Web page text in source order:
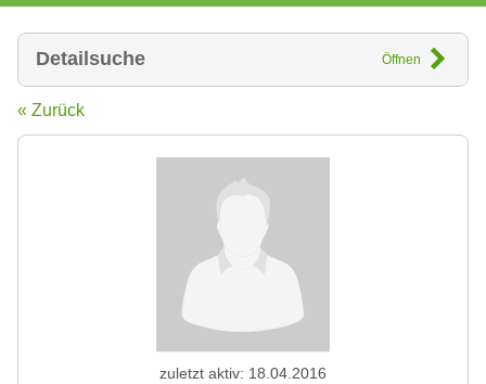
Detailsuche Öffnen
« Zurück
zuletzt aktiv: 18.04.2016